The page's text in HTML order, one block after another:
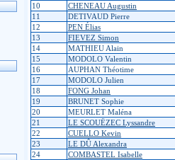
10
CHENEAU Augustin
11
DETIVAUD Pierre
12
PEN Élias
13
FIEVEZ Simon
14
MATHIEU Alain
15
MODOLO Valentin
16
AUPHAN Théotime
17
MODOLO Julien
18
FONG Johan
19
BRUNET Sophie
20
MEURLET Maléna
21
LE SCOUËZEC Lyssandre
22
CUELLO Kevin
23
LE DÛ Alexandra
24
COMBASTEL Isabelle